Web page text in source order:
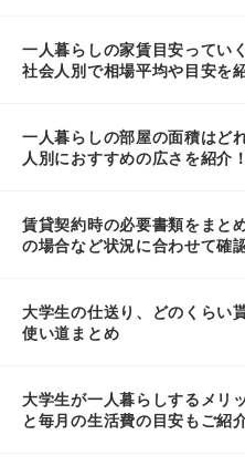
一人暮らしの家賃目安ってい
社会人別で相場平均や目安を
一人暮らしの部屋の面積はど
人別におすすめの広さを紹介！
賃貸契約時の必要書類をまと
の場合など状況に合わせて確
大学生の仕送り、どのくらい
使い道まとめ
大学生が一人暮らしするメリ
と毎月の生活費の目安もご紹